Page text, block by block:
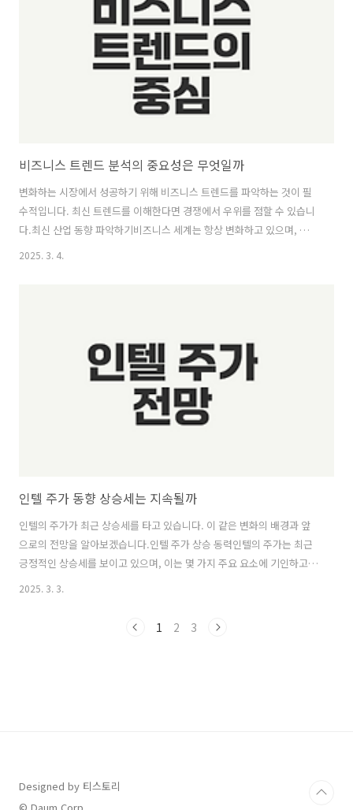
있어 핵심 요소입니다. 이러한 기술들은 고객의 행동 데이터를 수집하고
분석하여 고객의 기대와 요구를 심층적으로 이해하는 데 기여하고 있습
니다. "고객의 요구를 이..
비즈니스 트렌드 분석의 중요성은 무엇일까
변화하는 시장에서 성공하기 위해 비즈니스 트렌드를 파악하는 것이 필
수적입니다. 최신 트렌드를 이해한다면 경쟁에서 우위를 점할 수 있습니
다.최신 산업 동향 파악하기비즈니스 세계는 항상 변화하고 있으며, 이를
따라잡기 위한 방법은 뚜렷합니다. 최신 산업 동향을 이해하는 것은 기업
이 높은 경쟁력을 유지하기 위해서는 신뢰할 수 있는 정보원을 선택하여
최신 산업 동향을 신속하게 파악해야 합니다. 다음과 같은 정보원이 유용
합니다:정보원특징경제..
2025. 3. 4.
인텔 주가 동향 상승세는 지속될까
인텔의 주가가 최근 상승세를 타고 있습니다. 이 같은 변화의 배경과 앞
으로의 전망을 알아보겠습니다.인텔 주가 상승 동력인텔의 주가는 최근
긍정적인 상승세를 보이고 있으며, 이는 몇 가지 주요 요소에 기인하고
있습니다. 혁신적인 제품 개발, 우수한 재무 실적, 그리고 고객 충성도 증
신적인 제품 개발인텔의 가장 큰 강점 중 하나는 지속적인 제품 혁신입니
2025. 3. 3.
1 2 3
Designed by 티스토리